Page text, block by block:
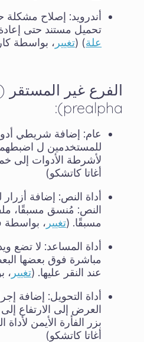
أندرويد: إصلاح مشكلة
تحميل مستند حتى
علة) (تغيير ، بواسطة
prealpha):
عام: إضافة شريطي
للمستخدمين ل
لأشرطة الأدوات إلى
أغاتا كاتشكو)
أداة النص: إضافة أزرار
النص: مُنسق مسبقًا،
مسبقًا. (تغيير ، بواسطة
أداة المساعد: لا تضع
مباشرة فوق بعضها
عند النقر عليها. (تغيير ،
أداة التحويل: إضافة
العرض إلى الارتفاع إلى
بزر الفأرة الأيمن لأداة
أغاتا كاتشكو)